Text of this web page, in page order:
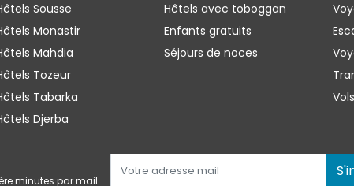
Sousse
Monastir
Mahdia
Tozeur
Tabarka
Djerba
Hôtels avec toboggan
Enfants gratuits
Séjours de noces
Vols
minutes par mail